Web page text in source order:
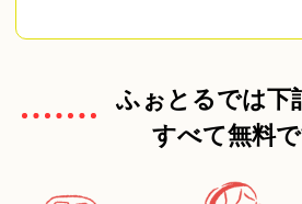
ふぉとるでは下
すべて無料